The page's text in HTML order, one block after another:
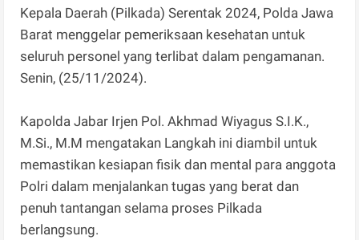
Kepala Daerah (Pilkada) Serentak 2024, Polda Jawa
Barat menggelar pemeriksaan kesehatan untuk
seluruh personel yang terlibat dalam pengamanan.
Senin, (25/11/2024).
Kapolda Jabar Irjen Pol. Akhmad Wiyagus S.I.K.,
M.Si., M.M mengatakan Langkah ini diambil untuk
memastikan kesiapan fisik dan mental para anggota
Polri dalam menjalankan tugas yang berat dan
penuh tantangan selama proses Pilkada
berlangsung.